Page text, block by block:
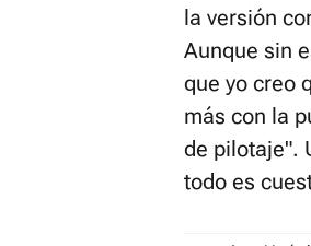
la versión
Aunque sin
que yo creo
más con la
de pilotaje".
todo es